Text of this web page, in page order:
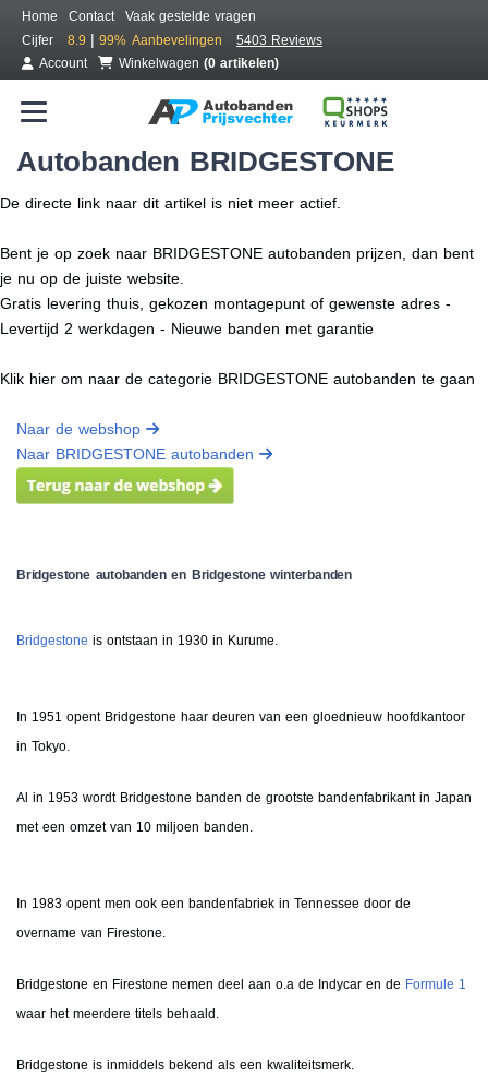
Home Contact
Vaak gestelde vragen
Cijfer
8.9 | 99% Aanbevelingen
5403 Reviews
Account
Winkelwagen (0 artikelen)
Autobanden BRIDGESTONE
De directe link naar dit artikel is niet meer actief.
Bent je op zoek naar BRIDGESTONE autobanden prijzen, dan bent
je nu op de juiste website.
Gratis levering thuis, gekozen montagepunt of gewenste adres -
Levertijd 2 werkdagen - Nieuwe banden met garantie
Klik hier om naar de categorie BRIDGESTONE autobanden te gaan
Naar de webshop
Naar BRIDGESTONE autobanden
Bridgestone autobanden en Bridgestone winterbanden
Bridgestone is ontstaan in 1930 in Kurume.
In 1951 opent Bridgestone haar deuren van een gloednieuw hoofdkantoor
in Tokyo.
Al in 1953 wordt Bridgestone banden de grootste bandenfabrikant in Japan
met een omzet van 10 miljoen banden.
In 1983 opent men ook een bandenfabriek in Tennessee door de
overname van Firestone.
Bridgestone en Firestone nemen deel aan o.a de Indycar en de Formule 1
waar het meerdere titels behaald.
Bridgestone is inmiddels bekend als een kwaliteitsmerk.